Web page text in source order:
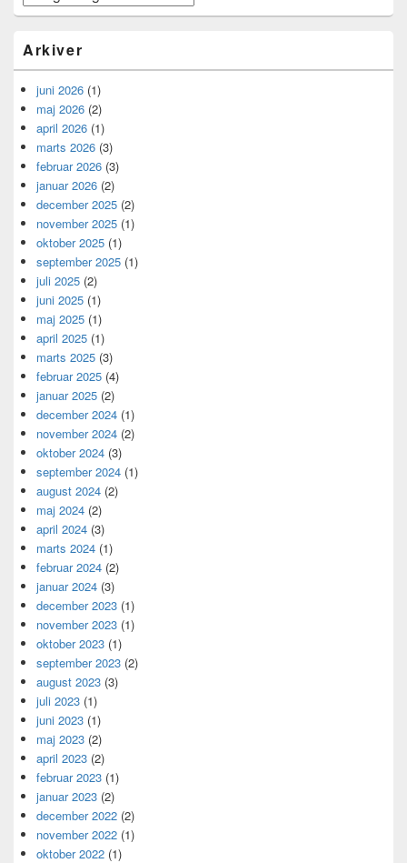
Arkiver
juni 2026 (1)
maj 2026 (2)
april 2026 (1)
marts 2026 (3)
februar 2026 (3)
januar 2026 (2)
december 2025 (2)
november 2025 (1)
oktober 2025 (1)
september 2025 (1)
juli 2025 (2)
juni 2025 (1)
maj 2025 (1)
april 2025 (1)
marts 2025 (3)
februar 2025 (4)
januar 2025 (2)
december 2024 (1)
november 2024 (2)
oktober 2024 (3)
september 2024 (1)
august 2024 (2)
maj 2024 (2)
april 2024 (3)
marts 2024 (1)
februar 2024 (2)
januar 2024 (3)
december 2023 (1)
november 2023 (1)
oktober 2023 (1)
september 2023 (2)
august 2023 (3)
juli 2023 (1)
juni 2023 (1)
maj 2023 (2)
april 2023 (2)
februar 2023 (1)
januar 2023 (2)
december 2022 (2)
november 2022 (1)
oktober 2022 (1)